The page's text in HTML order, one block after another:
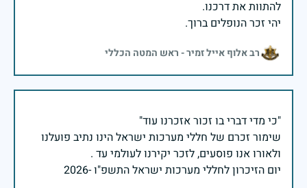
יהי זכר הנופלים ברוך.
רב אלוף אייל זמיר - ראש המטה הכללי
שימור זכרם של חללי מערכות ישראל הינו נתיב פועלנו
יום הזיכרון לחללי מערכות ישראל התשפ"ו -2026